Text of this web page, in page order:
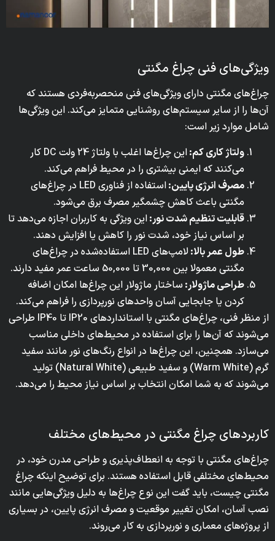
ویژگی‌های فنی چراغ مگنتی
چراغ‌های مگنتی دارای ویژگی‌های فنی منحصربه‌فردی هستند که
آن‌ها را از سایر سیستم‌های روشنایی متمایز می‌کند. این ویژگی‌ها
شامل موارد زیر است:
ولتاژ کاری کم:
این چراغ‌ها اغلب با ولتاژ 24 ولت DC کار
می‌کنند که ایمنی بیشتری را در محیط فراهم می‌کند.
مصرف انرژی پایین:
استفاده از فناوری LED در چراغ‌های
مگنتی باعث کاهش چشمگیر مصرف برق می‌شود.
قابلیت تنظیم شدت نور:این ویژگی به کاربران اجازه می‌دهد تا
بر اساس نیاز خود، شدت نور را کاهش یا افزایش دهند.
طول عمر بالا:
لامپ‌های LED استفاده‌شده در چراغ‌های
مگنتی معمولا بین 30,000 تا 50,000 ساعت عمر مفید دارند.
طراحی ماژولار: ساختار ماژولار این چراغ‌ها امکان اضافه
کردن یا جابجایی آسان واحدهای نورپردازی را فراهم می‌کند.
از منظر فنی، چراغ‌های مگنتی با استانداردهای IP20 تا IP40 طراحی
می‌شوند که آن‌ها را برای استفاده در محیط‌های داخلی مناسب
می‌سازد. همچنین، این چراغ‌ها در انواع رنگ‌های نور مانند سفید
گرم (Warm White) و سفید طبیعی (Natural White) تولید
می‌شوند که به شما امکان انتخاب بر اساس نیاز محیط را می‌دهد.
کاربردهای چراغ مگنتی در محیط‌های مختلف
چراغ‌های مگنتی با توجه به انعطاف‌پذیری و طراحی مدرن خود، در
محیط‌های مختلفی قابل استفاده هستند. برای توضیح اینکه چراغ
مگنتی چیست، باید گفت این نوع چراغ‌ها به دلیل ویژگی‌هایی مانند
نصب آسان، امکان تغییر موقعیت و مصرف انرژی پایین، در بسیاری
از پروژه‌های معماری و نورپردازی به کار می‌روند.